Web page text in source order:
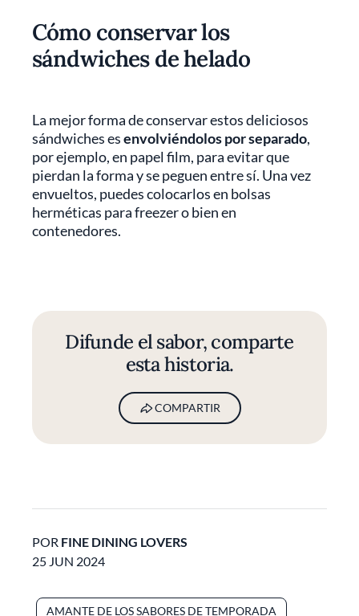
Cómo conservar los
sándwiches de helado
La mejor forma de conservar estos deliciosos
sándwiches esenvolviéndolos por separado,
por ejemplo, en papel film, para evitar que
pierdan la forma y se peguen entre sí. Una vez
envueltos, puedes colocarlos en bolsas
herméticas para freezer o bien en
contenedores.
Difunde el sabor, comparte
esta historia.
COMPARTIR
POR FINE DINING LOVERS
25 JUN 2024
AMANTE DE LOS SABORES DE TEMPORADA